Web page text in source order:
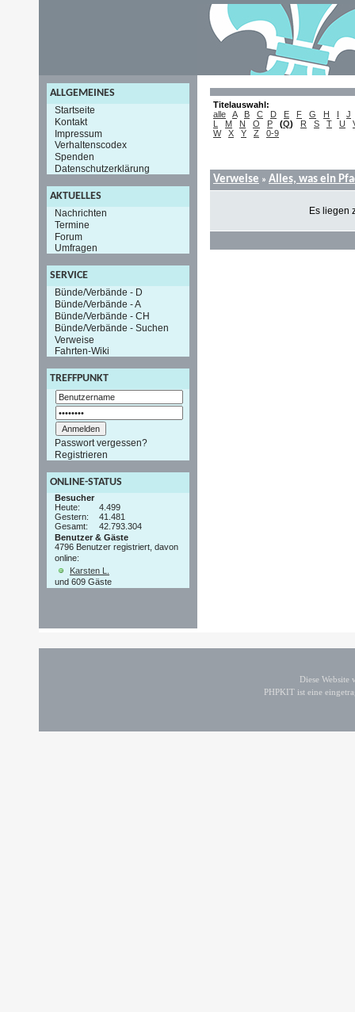
ALLGEMEINES
Startseite
Kontakt
Impressum
Verhaltenscodex
Spenden
Datenschutzerklärung
AKTUELLES
Nachrichten
Termine
Forum
Umfragen
SERVICE
Bünde/Verbände - D
Bünde/Verbände - A
Bünde/Verbände - CH
Bünde/Verbände - Suchen
Verweise
Fahrten-Wiki
TREFFPUNKT
Passwort vergessen?
Registrieren
ONLINE-STATUS
Besucher
Heute:
4.499
Gestern:
41.481
Gesamt:
42.793.304
Benutzer & Gäste
4796 Benutzer registriert, davon
online:
Karsten L.
und 609 Gäste
Titelauswahl:
alle
A B C D E F G H I
J
L
M N O P (Q) R S T U
W
X Y Z 0-9
Verweise » Alles, was ein
Es liegen
Diese
PHPKIT ist eine